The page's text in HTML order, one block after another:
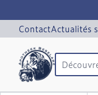
ContactActualités